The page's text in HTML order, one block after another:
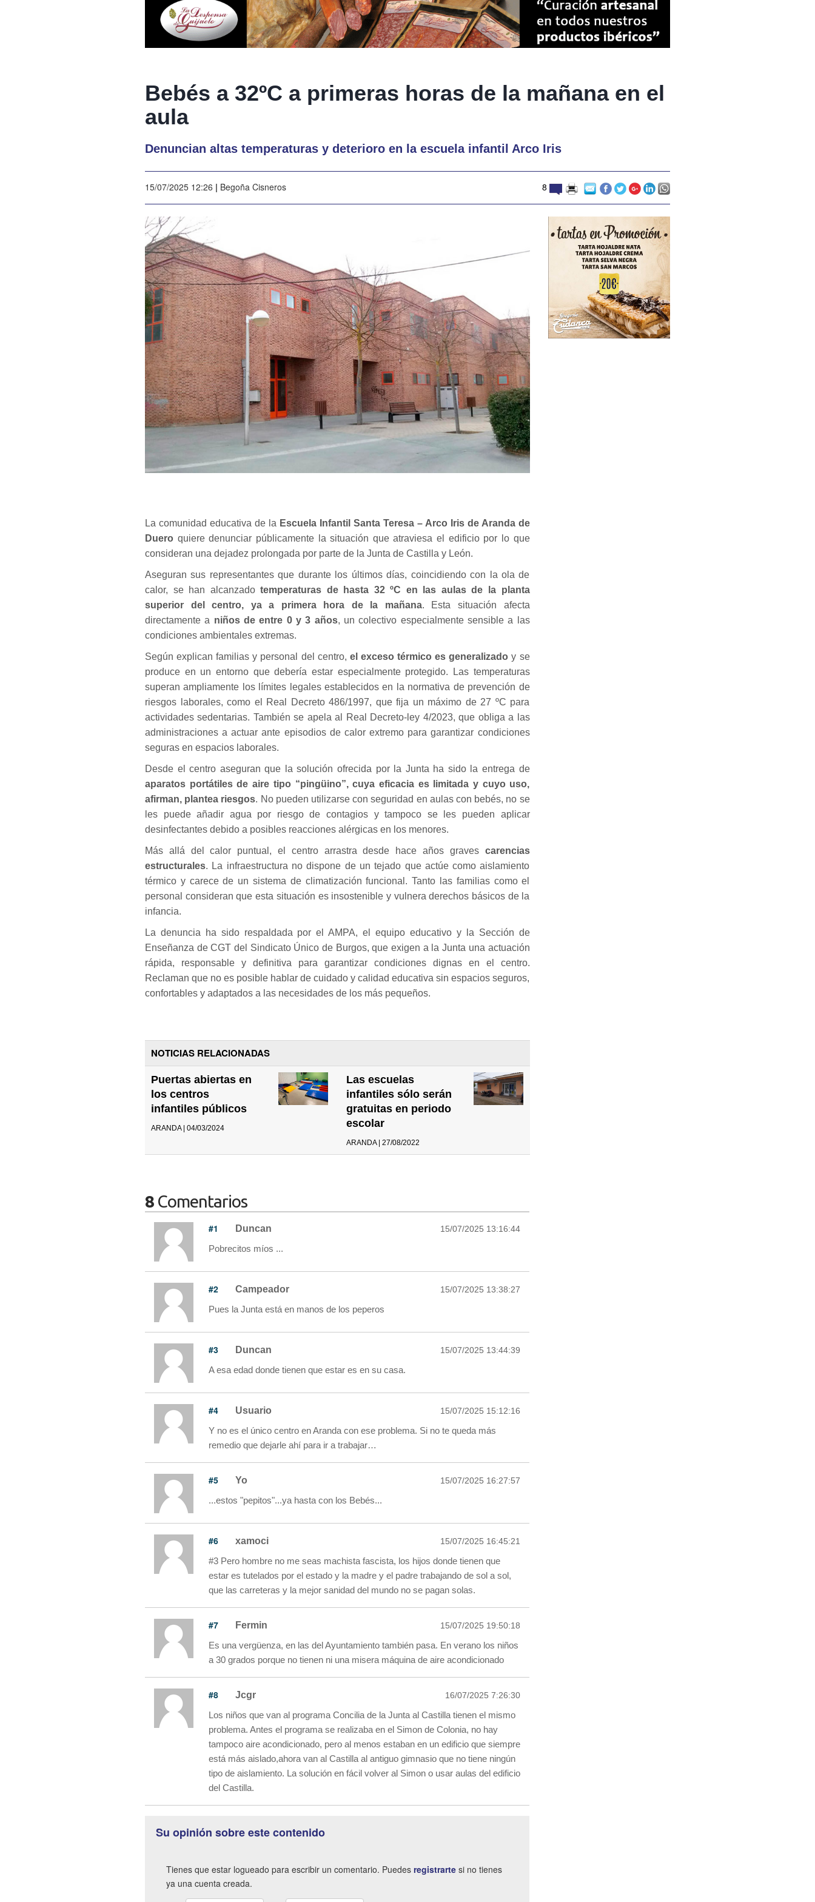
Bebés a 32ºC a primeras horas de la mañana en el
aula
Denuncian altas temperaturas y deterioro en la escuela infantil Arco Iris
15/07/2025 12:26 | Begoña Cisneros 8
La comunidad educativa de la Escuela Infantil Santa Teresa – Arco Iris de Aranda de
Duero quiere denunciar públicamente la situación que atraviesa el edificio por lo que
consideran una dejadez prolongada por parte de la Junta de Castilla y León.
Aseguran sus representantes que durante los últimos días, coincidiendo con la ola de
calor, se han alcanzadotemperaturas de hasta 32 ºC en las aulas de la planta
superior del centro, ya a primera hora de la mañana. Esta situación afecta
directamente a niños de entre 0 y 3 años, un colectivo especialmente sensible a las
condiciones ambientales extremas.
Según explican familias y personal del centro, el exceso térmico es generalizado y se
produce en un entorno que debería estar especialmente protegido. Las temperaturas
superan ampliamente los límites legales establecidos en la normativa de prevención de
riesgos laborales, como el Real Decreto 486/1997, que fija un máximo de 27 ºC para
actividades sedentarias. También se apela al Real Decreto-ley 4/2023, que obliga a las
administraciones a actuar ante episodios de calor extremo para garantizar condiciones
seguras en espacios laborales.
Desde el centro aseguran que la solución ofrecida por la Junta ha sido la entrega de
aparatos portátiles de aire tipo “pingüino”, cuya eficacia es limitada y cuyo uso,
afirman, plantea riesgos. No pueden utilizarse con seguridad en aulas con bebés, no se
les puede añadir agua por riesgo de contagios y tampoco se les pueden aplicar
desinfectantes debido a posibles reacciones alérgicas en los menores.
Más allá del calor puntual, el centro arrastra desde hace años graves carencias
estructurales. La infraestructura no dispone de un tejado que actúe como aislamiento
térmico y carece de un sistema de climatización funcional. Tanto las familias como el
personal consideran que esta situación es insostenible y vulnera derechos básicos de la
infancia.
La denuncia ha sido respaldada por el AMPA, el equipo educativo y la Sección de
Enseñanza de CGT del Sindicato Único de Burgos, que exigen a la Junta una actuación
rápida, responsable y definitiva para garantizar condiciones dignas en el centro.
Reclaman que no es posible hablar de cuidado y calidad educativa sin espacios seguros,
confortables y adaptados a las necesidades de los más pequeños.
NOTICIAS RELACIONADAS
Puertas abiertas en
los centros
infantiles públicos
ARANDA | 04/03/2024
Las escuelas
infantiles sólo serán
gratuitas en periodo
escolar
ARANDA | 27/08/2022
8 Comentarios
#1 Duncan 15/07/2025 13:16:44
Pobrecitos míos ...
#2 Campeador 15/07/2025 13:38:27
Pues la Junta está en manos de los peperos
#3 Duncan 15/07/2025 13:44:39
A esa edad donde tienen que estar es en su casa.
#4 Usuario 15/07/2025 15:12:16
Y no es el único centro en Aranda con ese problema. Si no te queda más
remedio que dejarle ahí para ir a trabajar…
#5 Yo 15/07/2025 16:27:57
...estos "pepitos"...ya hasta con los Bebés...
#6 xamoci 15/07/2025 16:45:21
#3 Pero hombre no me seas machista fascista, los hijos donde tienen que
estar es tutelados por el estado y la madre y el padre trabajando de sol a sol,
que las carreteras y la mejor sanidad del mundo no se pagan solas.
#7 Fermin 15/07/2025 19:50:18
Es una vergüenza, en las del Ayuntamiento también pasa. En verano los niños
a 30 grados porque no tienen ni una misera máquina de aire acondicionado
#8 Jcgr 16/07/2025 7:26:30
Los niños que van al programa Concilia de la Junta al Castilla tienen el mismo
problema. Antes el programa se realizaba en el Simon de Colonia, no hay
tampoco aire acondicionado, pero al menos estaban en un edificio que siempre
está más aislado,ahora van al Castilla al antiguo gimnasio que no tiene ningún
tipo de aislamiento. La solución en fácil volver al Simon o usar aulas del edificio
del Castilla.
Su opinión sobre este contenido
Tienes que estar logueado para escribir un comentario. Puedes registrarte si no tienes
ya una cuenta creada.